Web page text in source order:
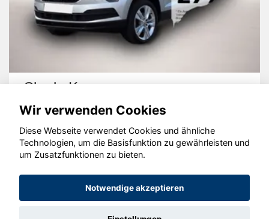
Skoda Karoq
© konjunkturmotor.de GmbH 2020 - 2026
Wir verwenden Cookies
Diese Webseite verwendet Cookies und ähnliche
Technologien, um die Basisfunktion zu gewährleisten und
um Zusatzfunktionen zu bieten.
Notwendige akzeptieren